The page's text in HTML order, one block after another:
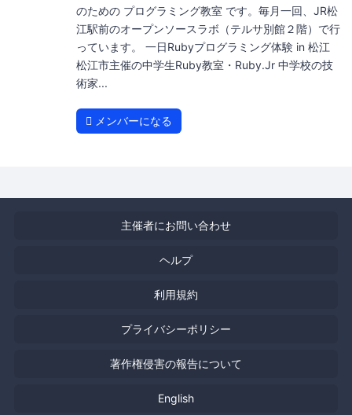
のための プログラミング教室 です。毎月一回、JR松
江駅前のオープンソースラボ（テルサ別館２階）で行
っています。 一日Rubyプログラミング体験 in 松江
松江市主催の中学生Ruby教室・Ruby.Jr 中学校の技
術家...
メンバーになる
主催者にお問い合わせ
ヘルプ
利用規約
プライバシーポリシー
著作権侵害の報告について
English